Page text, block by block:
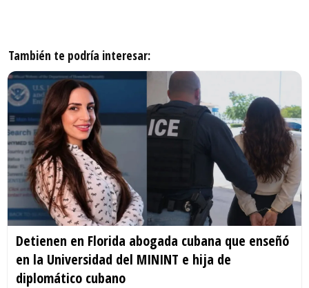
También te podría interesar:
Detienen en Florida abogada cubana que enseñó
en la Universidad del MININT e hija de
diplomático cubano